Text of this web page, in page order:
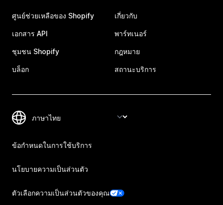
ศูนย์ช่วยเหลือของ Shopify
เอกสาร API
ชุมชน Shopify
บล็อก
เกี่ยวกับ
พาร์ทเนอร์
กฎหมาย
สถานะบริการ
ข้อกำหนดในการใช้บริการ
นโยบายความเป็นส่วนตัว
ตัวเลือกความเป็นส่วนตัวของคุณ